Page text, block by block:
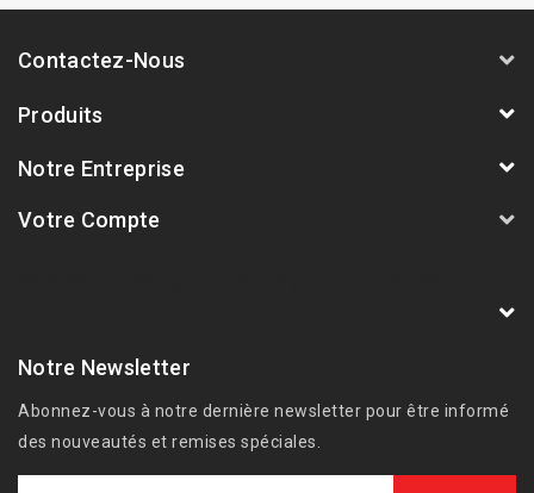
Contactez-Nous
Produits
Notre Entreprise
Votre Compte
Notre Newsletter
Abonnez-vous à notre dernière newsletter pour être informé
des nouveautés et remises spéciales.